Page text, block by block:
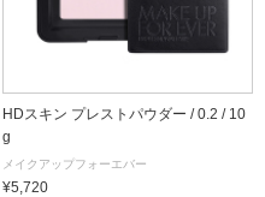
HDスキン プレストパウダー / 0.2 / 10
g
メイクアップフォーエバー
¥5,720